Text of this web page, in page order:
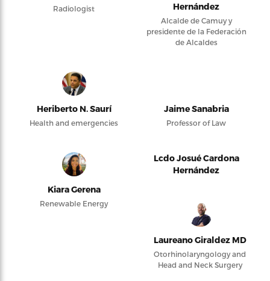
Radiologist
Hernández
Alcalde de Camuy y
presidente de la Federación
de Alcaldes
Heriberto N. Saurí
Health and emergencies
Jaime Sanabria
Professor of Law
Kiara Gerena
Renewable Energy
Lcdo Josué Cardona
Hernández
Laureano Giraldez MD
Otorhinolaryngology and
Head and Neck Surgery